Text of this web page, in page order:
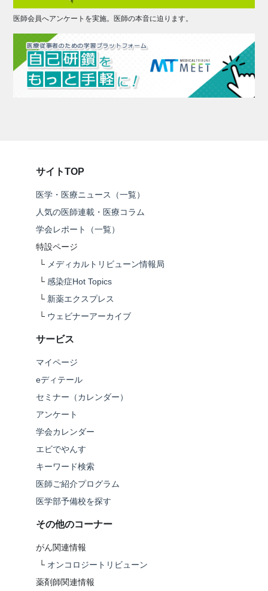
医師会員へアンケートを実施。医師の本音に迫ります。
サイトTOP
医学・医療ニュース（一覧）
人気の医師連載・医療コラム
学会レポート（一覧）
特設ページ
└ メディカルトリビューン情報局
└ 感染症Hot Topics
└ 新薬エクスプレス
└ ウェビナーアーカイブ
サービス
マイページ
eディテール
セミナー（カレンダー）
アンケート
学会カレンダー
エビでやんす
キーワード検索
医師ご紹介プログラム
医学部予備校を探す
その他のコーナー
がん関連情報
└ オンコロジートリビューン
薬剤師関連情報